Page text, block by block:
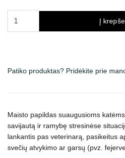
katėms,
savijautą
ir
mažina
stresą,
Į
Patiko produktas? Pridėkite prie
Maisto papildas suaugusioms
savijautą ir ramybę stresinėse
lankantis pas veterinarą, pasikeitus
svečių atvykimo ar garsų (pvz.